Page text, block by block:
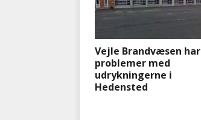
Vejle Brandvæsen har
problemer med
udrykningerne i
Hedensted